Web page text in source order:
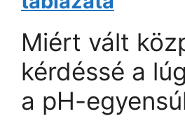
Miért vált
kérdéssé a
a pH-